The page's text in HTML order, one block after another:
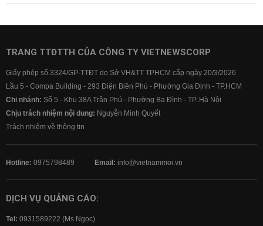
TRANG TTĐTTH CỦA CÔNG TY VIETNEWSCORP
Giấy phép số 3324/GP-TTĐT do Sở VH&TT TPHCM cấp ngày 20/3/2026
Lầu 5 - Compa Building - 293 Điện Biên Phủ - Phường Gia Định - TP.HCM
Chi nhánh: Số 5 - Khu 38A Trần Phú - Phường Ba Đình - TP. Hà Nội
Chịu trách nhiệm nội dung: Nguyễn Minh Quyết
Trách nhiệm về thông tin
Hotline: 0975798489 Email: info@vietnammoi.vn
DỊCH VỤ QUẢNG CÁO:
Tel: 0931589222 (Ms Ngọc)